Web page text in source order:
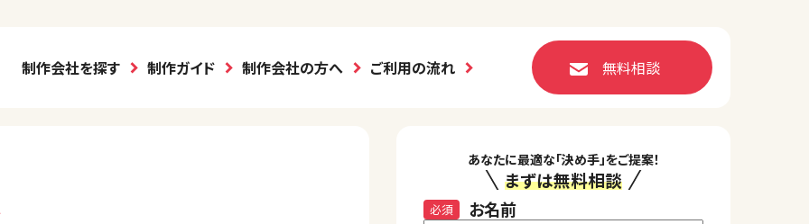
制作会社を探す 制作ガイド 制作会社の方へ ご利用の流れ 無料相談
あなたに最適な「決め手」をご提案！
まずは無料相談
お名前
必須